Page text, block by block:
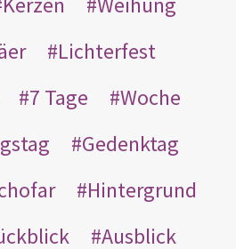
Lichterfest
7 Tage
Woche
Gedenktag
Hintergrund
Ausblick